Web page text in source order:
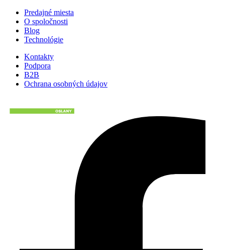
Predajné miesta
O spoločnosti
Blog
Technológie
Kontakty
Podpora
B2B
Ochrana osobných údajov